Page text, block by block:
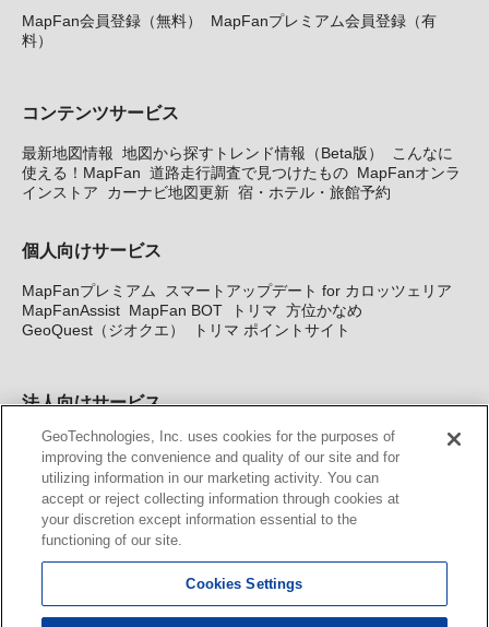
MapFan会員登録（無料）
MapFanプレミアム会員登録（有
料）
コンテンツサービス
最新地図情報 地図から探すトレンド情報（Beta版）
こんなに
使える！MapFan 道路走行調査で見つけたもの MapFanオンラ
インストア
カーナビ地図更新 宿・ホテル・旅館予約
個人向けサービス
MapFanプレミアム
スマートアップデート for カロッツェリア
MapFanAssist MapFan BOT トリマ 方位かなめ
GeoQuest（ジオクエ）
トリマ ポイントサイト
法人向けサービス
法人向け地図・位置情報サービス WEBサイト・システム向け地
図API Windows PC向け地図開発キット MapFan DB 住所確認
サービス
MAP WORLD+ トリマ広告 Geo-Research
カーナビ地図更新サービス
MapFan スマートメンバーズ
KENWOOD MapFan Club
GeoTechnologies, Inc. uses cookies for the purposes of
improving the convenience and quality of our site and for
utilizing information in our marketing activity. You can
accept or reject collecting information through cookies at
your discretion except information essential to the
functioning of our site.
Cookies Settings